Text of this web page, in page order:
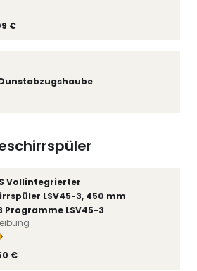
€
Vollintegrierter
LSV45-3, 450 mm
Programme LSV45-3
€